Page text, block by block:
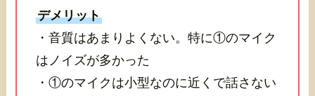
デメリット
・音質はあまりよくない。特に①のマイク
はノイズが多かった
・①のマイクは小型なのに近くで話さない